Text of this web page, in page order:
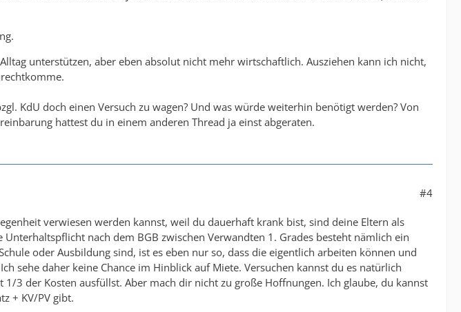
unterstützen, aber eben absolut nicht mehr wirtschaftlich. Ausziehen kann ich nicht,
KdU doch einen Versuch zu wagen? Und was würde weiterhin benötigt werden? Von
hattest du in einem anderen Thread ja einst abgeraten.
#4
verwiesen werden kannst, weil du dauerhaft krank bist, sind deine Eltern als
nach dem BGB zwischen Verwandten 1. Grades besteht nämlich ein
oder Ausbildung sind, ist es eben nur so, dass die eigentlich arbeiten können und
sehe daher keine Chance im Hinblick auf Miete. Versuchen kannst du es natürlich
3 der Kosten ausfüllst. Aber mach dir nicht zu große Hoffnungen. Ich glaube, du kannst
+ KV/PV gibt.